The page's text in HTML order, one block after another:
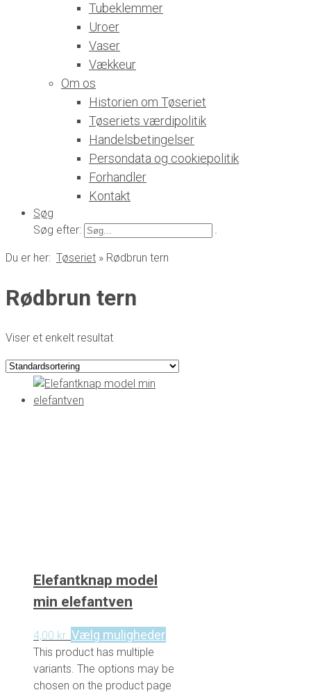
Tubeklemmer
Uroer
Vaser
Vækkeur
Om os
Historien om Tøseriet
Tøseriets værdipolitik
Handelsbetingelser
Persondata og cookiepolitik
Forhandler
Kontakt
Søg
Søg efter:
Du er her: Tøseriet » Rødbrun tern
Rødbrun tern
Viser et enkelt resultat
Elefantknap model
min elefantven
4,00 kr. Vælg muligheder
This product has multiple
variants. The options may be
chosen on the product page